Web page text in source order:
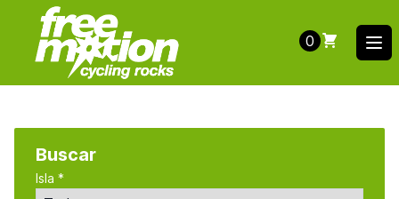
0
Buscar
Isla *